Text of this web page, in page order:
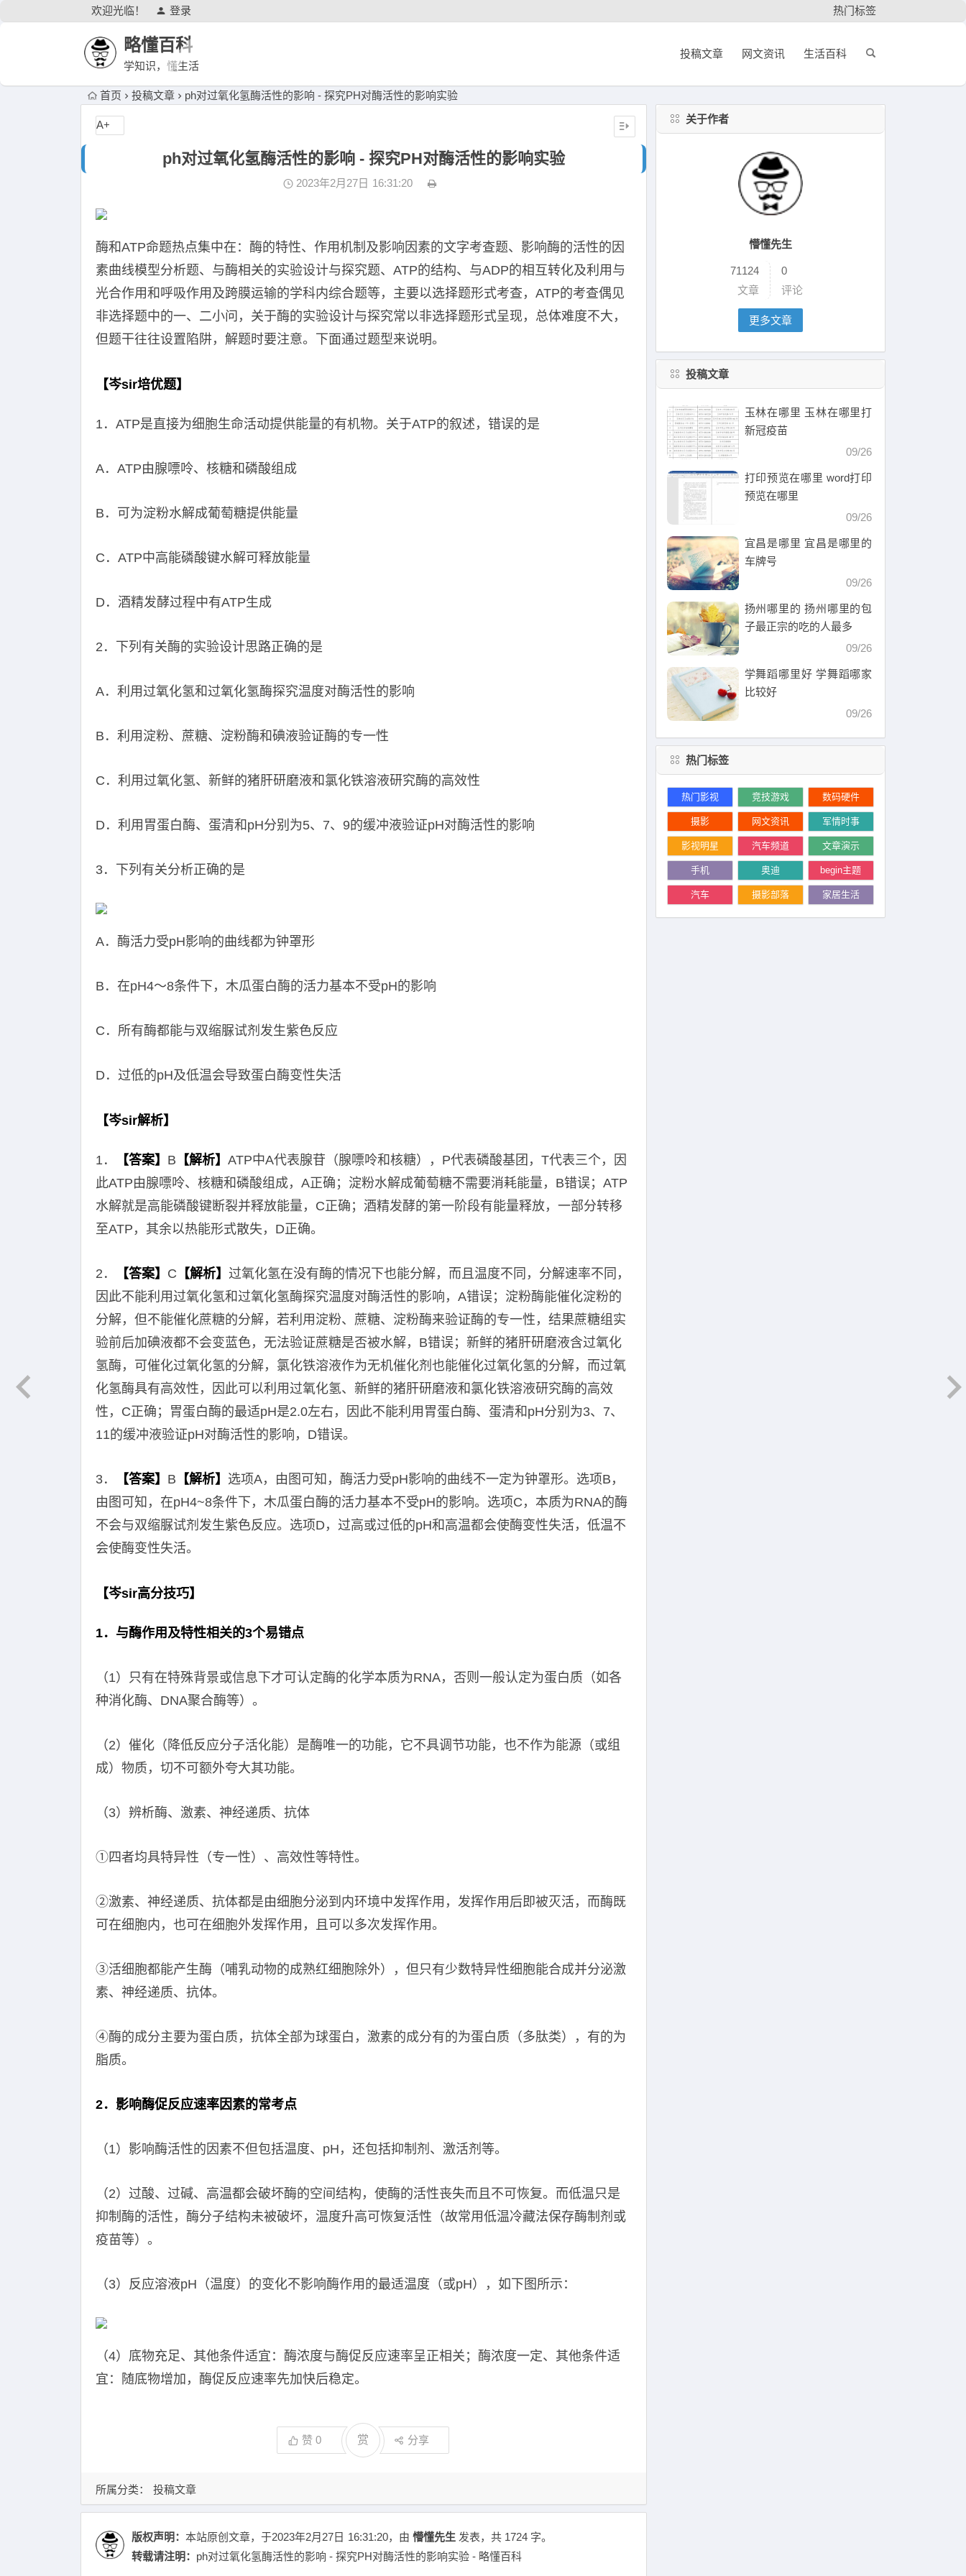
欢迎光临！ 登录 热门标签
略懂百科
学知识，懂生活
投稿文章 网文资讯 生活百科
首页 投稿文章 ph对过氧化氢酶活性的影响 - 探究PH对酶活性的影响实验
ph对过氧化氢酶活性的影响 - 探究PH对酶活性的影响实验
2023年2月27日 16:31:20
​酶和ATP命题热点集中在：酶的特性、作用机制及影响因素的文字考查题、影响酶的活性的因
素曲线模型分析题、与酶相关的实验设计与探究题、ATP的结构、与ADP的相互转化及利用与
光合作用和呼吸作用及跨膜运输的学科内综合题等，主要以选择题形式考查，ATP的考查偶见
非选择题中的一、二小问，关于酶的实验设计与探究常以非选择题形式呈现，总体难度不大，
但题干往往设置陷阱，解题时要注意。下面通过题型来说明。
【岑sir培优题】
1．ATP是直接为细胞生命活动提供能量的有机物。关于ATP的叙述，错误的是
A．ATP由腺嘌呤、核糖和磷酸组成
B．可为淀粉水解成葡萄糖提供能量
C．ATP中高能磷酸键水解可释放能量
D．酒精发酵过程中有ATP生成
2．下列有关酶的实验设计思路正确的是
A．利用过氧化氢和过氧化氢酶探究温度对酶活性的影响
B．利用淀粉、蔗糖、淀粉酶和碘液验证酶的专一性
C．利用过氧化氢、新鲜的猪肝研磨液和氯化铁溶液研究酶的高效性
D．利用胃蛋白酶、蛋清和pH分别为5、7、9的缓冲液验证pH对酶活性的影响
3．下列有关分析正确的是
A．酶活力受pH影响的曲线都为钟罩形
B．在pH4～8条件下，木瓜蛋白酶的活力基本不受pH的影响
C．所有酶都能与双缩脲试剂发生紫色反应
D．过低的pH及低温会导致蛋白酶变性失活
【岑sir解析】
1． 【答案】 B 【解析】 ATP中A代表腺苷（腺嘌呤和核糖），P代表磷酸基团，T代表三个，因
此ATP由腺嘌呤、核糖和磷酸组成，A正确；淀粉水解成葡萄糖不需要消耗能量，B错误；ATP
水解就是高能磷酸键断裂并释放能量，C正确；酒精发酵的第一阶段有能量释放，一部分转移
至ATP，其余以热能形式散失，D正确。
2． 【答案】 C 【解析】 过氧化氢在没有酶的情况下也能分解，而且温度不同，分解速率不同，
因此不能利用过氧化氢和过氧化氢酶探究温度对酶活性的影响，A错误；淀粉酶能催化淀粉的
分解，但不能催化蔗糖的分解，若利用淀粉、蔗糖、淀粉酶来验证酶的专一性，结果蔗糖组实
验前后加碘液都不会变蓝色，无法验证蔗糖是否被水解，B错误；新鲜的猪肝研磨液含过氧化
氢酶，可催化过氧化氢的分解，氯化铁溶液作为无机催化剂也能催化过氧化氢的分解，而过氧
化氢酶具有高效性，因此可以利用过氧化氢、新鲜的猪肝研磨液和氯化铁溶液研究酶的高效
性，C正确；胃蛋白酶的最适pH是2.0左右，因此不能利用胃蛋白酶、蛋清和pH分别为3、7、
11的缓冲液验证pH对酶活性的影响，D错误。
3． 【答案】 B 【解析】 选项A，由图可知，酶活力受pH影响的曲线不一定为钟罩形。选项B，
由图可知，在pH4~8条件下，木瓜蛋白酶的活力基本不受pH的影响。选项C，本质为RNA的酶
不会与双缩脲试剂发生紫色反应。选项D，过高或过低的pH和高温都会使酶变性失活，低温不
会使酶变性失活。
【岑sir高分技巧】
1．与酶作用及特性相关的3个易错点
（1）只有在特殊背景或信息下才可认定酶的化学本质为RNA，否则一般认定为蛋白质（如各
种消化酶、DNA聚合酶等）。
（2）催化（降低反应分子活化能）是酶唯一的功能，它不具调节功能，也不作为能源（或组
成）物质，切不可额外夸大其功能。
（3）辨析酶、激素、神经递质、抗体
①四者均具特异性（专一性）、高效性等特性。
②激素、神经递质、抗体都是由细胞分泌到内环境中发挥作用，发挥作用后即被灭活，而酶既
可在细胞内，也可在细胞外发挥作用，且可以多次发挥作用。
③活细胞都能产生酶（哺乳动物的成熟红细胞除外），但只有少数特异性细胞能合成并分泌激
素、神经递质、抗体。
④酶的成分主要为蛋白质，抗体全部为球蛋白，激素的成分有的为蛋白质（多肽类），有的为
脂质。
2．影响酶促反应速率因素的常考点
（1）影响酶活性的因素不但包括温度、pH，还包括抑制剂、激活剂等。
（2）过酸、过碱、高温都会破坏酶的空间结构，使酶的活性丧失而且不可恢复。而低温只是
抑制酶的活性，酶分子结构未被破坏，温度升高可恢复活性（故常用低温冷藏法保存酶制剂或
疫苗等）。
（3）反应溶液pH（温度）的变化不影响酶作用的最适温度（或pH），如下图所示：
（4）底物充足、其他条件适宜：酶浓度与酶促反应速率呈正相关；酶浓度一定、其他条件适
宜：随底物增加，酶促反应速率先加快后稳定。
赞 0 赏 分享
A+
所属分类： 投稿文章
版权声明： 本站原创文章，于2023年2月27日 16:31:20，由 懵懂先生 发表，共 1724 字。
转载请注明： ph对过氧化氢酶活性的影响 - 探究PH对酶活性的影响实验 - 略懂百科
关于作者
懵懂先生
71124
文章
0
评论
更多文章
投稿文章
玉林在哪里 玉林在哪里打
新冠疫苗
09/26
打印预览在哪里 word打印
预览在哪里
09/26
宜昌是哪里 宜昌是哪里的
车牌号
09/26
扬州哪里的 扬州哪里的包
子最正宗的吃的人最多
09/26
学舞蹈哪里好 学舞蹈哪家
比较好
09/26
热门标签
热门影视 竞技游戏 数码硬件
摄影 网文资讯 军情时事
影视明星 汽车频道 文章演示
手机 奥迪 begin主题
汽车 摄影部落 家居生活